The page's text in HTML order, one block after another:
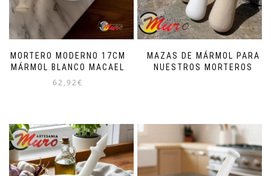
MORTERO MODERNO 17CM
MÁRMOL BLANCO MACAEL
62,92€
MAZAS DE MÁRMOL PARA
NUESTROS MORTEROS